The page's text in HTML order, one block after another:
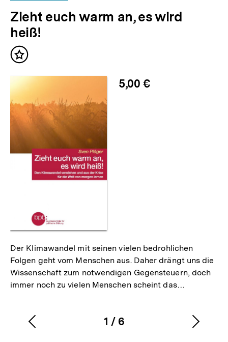
für
weitere
Inhalte
überspringen
Zieht euch warm an, es wird
heiß!
Inhalt
5,00 €
Der Klimawandel mit seinen vielen bedrohlichen
Folgen geht vom Menschen aus. Daher drängt uns die
Wissenschaft zum notwendigen Gegensteuern, doch
immer noch zu vielen Menschen scheint das…
Karussellinhalt
1
von
/ 6
Vorherigen